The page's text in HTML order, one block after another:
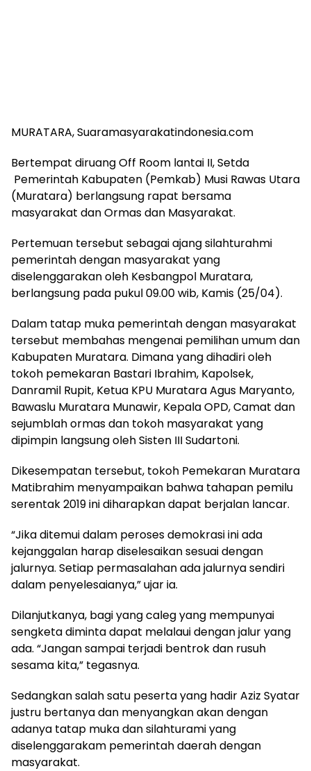
MURATARA, Suaramasyarakatindonesia.com
Bertempat diruang Off Room lantai II, Setda
Pemerintah Kabupaten (Pemkab) Musi Rawas Utara
(Muratara) berlangsung rapat bersama
masyarakat dan Ormas dan Masyarakat.
Pertemuan tersebut sebagai ajang silahturahmi
pemerintah dengan masyarakat yang
diselenggarakan oleh Kesbangpol Muratara,
berlangsung pada pukul 09.00 wib, Kamis (25/04).
Dalam tatap muka pemerintah dengan masyarakat
tersebut membahas mengenai pemilihan umum dan
Kabupaten Muratara. Dimana yang dihadiri oleh
tokoh pemekaran Bastari Ibrahim, Kapolsek,
Danramil Rupit, Ketua KPU Muratara Agus Maryanto,
Bawaslu Muratara Munawir, Kepala OPD, Camat dan
sejumblah ormas dan tokoh masyarakat yang
dipimpin langsung oleh Sisten III Sudartoni.
Dikesempatan tersebut, tokoh Pemekaran Muratara
Matibrahim menyampaikan bahwa tahapan pemilu
serentak 2019 ini diharapkan dapat berjalan lancar.
“Jika ditemui dalam peroses demokrasi ini ada
kejanggalan harap diselesaikan sesuai dengan
jalurnya. Setiap permasalahan ada jalurnya sendiri
dalam penyelesaianya,” ujar ia.
Dilanjutkanya, bagi yang caleg yang mempunyai
sengketa diminta dapat melalaui dengan jalur yang
ada. “Jangan sampai terjadi bentrok dan rusuh
sesama kita,” tegasnya.
Sedangkan salah satu peserta yang hadir Aziz Syatar
justru bertanya dan menyangkan akan dengan
adanya tatap muka dan silahturami yang
diselenggarakam pemerintah daerah dengan
masyarakat.